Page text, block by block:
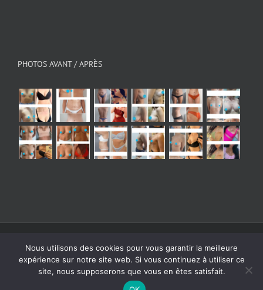
PHOTOS AVANT / APRÈS
légales| Powered byDigital Bath Agence webmarketing
InstagramFacebookYouTube
X
Nous utilisons des cookies pour vous garantir la meilleure
expérience sur notre site web. Si vous continuez à utiliser ce
site, nous supposerons que vous en êtes satisfait.